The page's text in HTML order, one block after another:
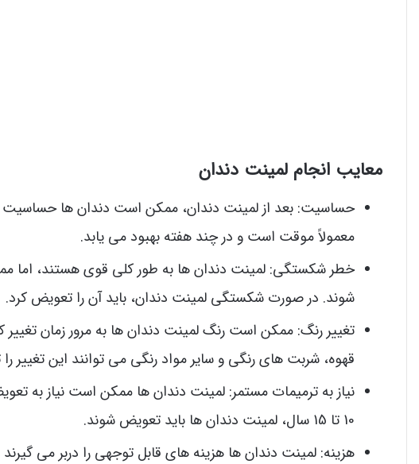
معایب انجام لمینت دندان
حساسیت: بعد از لمینت دندان، ممکن است دندان ها حساسیت
معمولاً موقت است و در چند هفته بهبود می یابد.
خطر شکستگی: لمینت دندان ها به طور کلی قوی هستند،
شوند. در صورت شکستگی لمینت دندان، باید آن را تعویض کرد.
تغییر رنگ: ممکن است رنگ لمینت دندان ها به مرور زمان تغییر
قهوه، شربت های رنگی و سایر مواد رنگی می توانند این تغییر
نیاز به ترمیمات مستمر: لمینت دندان ها ممکن است نیاز به
10 تا 15 سال، لمینت دندان ها باید تعویض شوند.
هزینه: لمینت دندان ها هزینه های قابل توجهی را دربر می